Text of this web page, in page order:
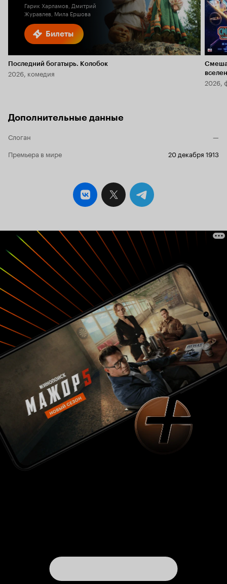
Билеты
Гарик Харламов, Дмитрий
Журавлев, Мила Ершова
Последний богатырь. Колобок
2026, комедия
2026,
Дополнительные данные
Слоган
—
Премьера в мире
20 декабря 1913